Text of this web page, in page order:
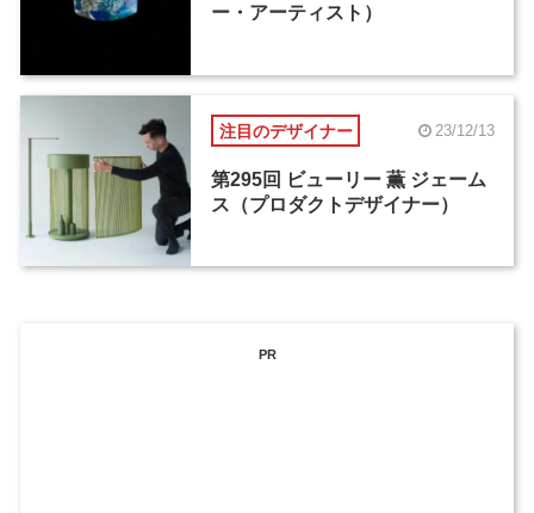
ー・アーティスト）
注目のデザイナー 23/12/13
第295回 ビューリー 薫 ジェーム
ス（プロダクトデザイナー）
PR